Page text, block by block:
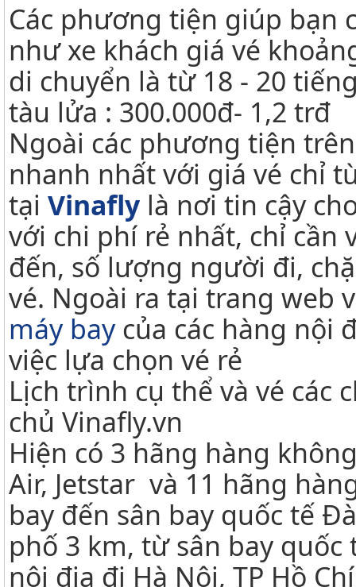
Các phương tiện giúp bạn
như xe khách giá vé
di chuyển là từ 18 - 20
tàu lửa : 300.000đ- 1,2 trđ
Ngoài các phương tiện
nhanh nhất với giá vé chỉ
tại Vinafly là nơi tin cậy
với chi phí rẻ nhất, chỉ cần
đến, số lượng người đi,
vé. Ngoài ra tại trang web
máy bay của các hàng nội
việc lựa chọn vé rẻ
Lịch trình cụ thể và vé các
chủ Vinafly.vn
Hiện có 3 hãng hàng
Air, Jetstar và 11 hãng
bay đến sân bay quốc tế
phố 3 km, từ sân bay
nội địa đi Hà Nội, TP Hồ